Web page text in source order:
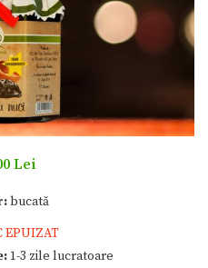
Lei
bucată
EPUIZAT
1-3 zile lucratoare